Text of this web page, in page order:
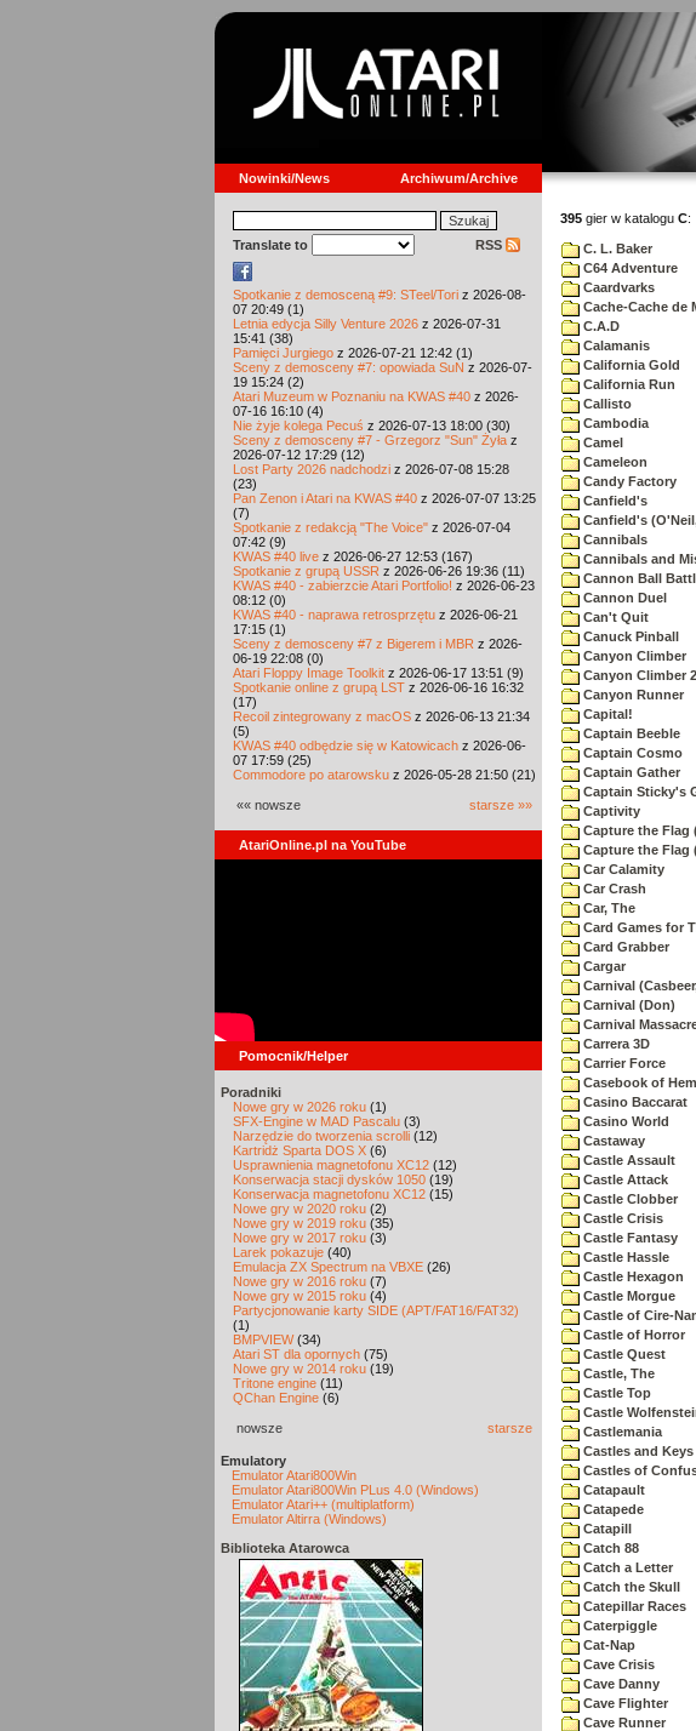
Nowinki/News Archiwum/Archive
Translate to RSS
Spotkanie z demosceną #9: STeel/Tori z 2026-08-
07 20:49 (1)
Letnia edycja Silly Venture 2026 z 2026-07-31
15:41 (38)
Pamięci Jurgiego z 2026-07-21 12:42 (1)
Sceny z demosceny #7: opowiada SuN z 2026-07-
19 15:24 (2)
Atari Muzeum w Poznaniu na KWAS #40 z 2026-
07-16 16:10 (4)
Nie żyje kolega Pecuś z 2026-07-13 18:00 (30)
Sceny z demosceny #7 - Grzegorz "Sun" Żyła z
2026-07-12 17:29 (12)
Lost Party 2026 nadchodzi z 2026-07-08 15:28
(23)
Pan Zenon i Atari na KWAS #40 z 2026-07-07 13:25
(7)
Spotkanie z redakcją "The Voice" z 2026-07-04
07:42 (9)
KWAS #40 live z 2026-06-27 12:53 (167)
Spotkanie z grupą USSR z 2026-06-26 19:36 (11)
KWAS #40 - zabierzcie Atari Portfolio! z 2026-06-23
08:12 (0)
KWAS #40 - naprawa retrosprzętu z 2026-06-21
17:15 (1)
Sceny z demosceny #7 z Bigerem i MBR z 2026-
06-19 22:08 (0)
Atari Floppy Image Toolkit z 2026-06-17 13:51 (9)
Spotkanie online z grupą LST z 2026-06-16 16:32
(17)
Recoil zintegrowany z macOS z 2026-06-13 21:34
(5)
KWAS #40 odbędzie się w Katowicach z 2026-06-
07 17:59 (25)
Commodore po atarowsku z 2026-05-28 21:50 (21)
«« nowsze starsze »»
AtariOnline.pl na YouTube
Pomocnik/Helper
Poradniki
Nowe gry w 2026 roku (1)
SFX-Engine w MAD Pascalu (3)
Narzędzie do tworzenia scrolli (12)
Kartridż Sparta DOS X (6)
Usprawnienia magnetofonu XC12 (12)
Konserwacja stacji dysków 1050 (19)
Konserwacja magnetofonu XC12 (15)
Nowe gry w 2020 roku (2)
Nowe gry w 2019 roku (35)
Nowe gry w 2017 roku (3)
Larek pokazuje (40)
Emulacja ZX Spectrum na VBXE (26)
Nowe gry w 2016 roku (7)
Nowe gry w 2015 roku (4)
Partycjonowanie karty SIDE (APT/FAT16/FAT32)
(1)
BMPVIEW(34)
Atari ST dla opornych (75)
Nowe gry w 2014 roku (19)
Tritone engine (11)
QChan Engine (6)
nowsze starsze
Emulatory
Emulator Atari800Win
Emulator Atari800Win PLus 4.0 (Windows)
Emulator Atari++ (multiplatform)
Emulator Altirra (Windows)
Biblioteka Atarowca
395 gier w katalogu C:
C. L. Baker
C64 Adventure
Caardvarks
Cache-Cache de
C.A.D
Calamanis
California Gold
California Run
Callisto
Cambodia
Camel
Cameleon
Candy Factory
Canfield's
Canfield's
Cannibals
Cannibals and
Cannon Ball
Cannon Duel
Can't Quit
Canuck Pinball
Canyon Climber
Canyon Climber 2
Canyon Runner
Capital!
Captain Beeble
Captain Cosmo
Captain Gather
Captain Sticky's
Captivity
Capture the Flag
Capture the Flag
Car Calamity
Car Crash
Car, The
Card Games for
Card Grabber
Cargar
Carnival
Carnival (Don)
Carnival
Carrera 3D
Carrier Force
Casebook of
Casino Baccarat
Casino World
Castaway
Castle Assault
Castle Attack
Castle Clobber
Castle Crisis
Castle Fantasy
Castle Hassle
Castle Hexagon
Castle Morgue
Castle of Cire-
Castle of Horror
Castle Quest
Castle, The
Castle Top
Castle
Castlemania
Castles and Keys
Castles of
Catapault
Catapede
Catapill
Catch 88
Catch a Letter
Catch the Skull
Catepillar Races
Caterpiggle
Cat-Nap
Cave Crisis
Cave Danny
Cave Flighter
Cave Runner